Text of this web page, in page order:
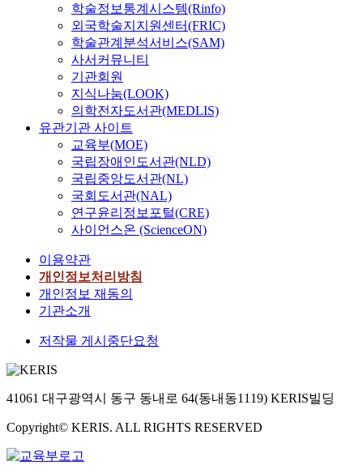
학술정보통계시스템(Rinfo)
외국학술지지원센터(FRIC)
학술관계분석서비스(SAM)
사서커뮤니티
기관회원
지식나눔(LOOK)
의학전자도서관(MEDLIS)
유관기관 사이트
교육부(MOE)
국립장애인도서관(NLD)
국립중앙도서관(NL)
국회도서관(NAL)
연구윤리정보포털(CRE)
사이언스온 (ScienceON)
이용약관
개인정보처리방침
개인정보 재동의
기관소개
저작물 게시중단요청
41061 대구광역시 동구 동내로 64(동내동1119) KERIS빌딩
Copyright© KERIS. ALL RIGHTS RESERVED